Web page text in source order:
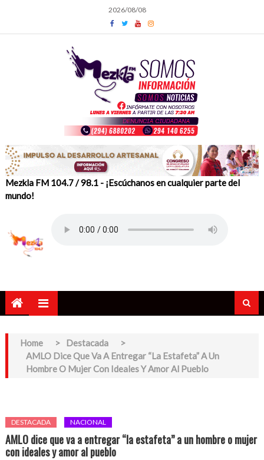
content
2026/08/08
Mezkla FM 104.7 / 98.1 - ¡Escúchanos en cualquier parte del
mundo!
Home > Destacada
>
AMLO Dice Que Va A Entregar “la Estafeta” A Un
Hombre O Mujer Con Ideales Y Amor Al Pueblo
DESTACADA NACIONAL
AMLO dice que va a entregar “la estafeta” a un hombre o mujer
con ideales y amor al pueblo